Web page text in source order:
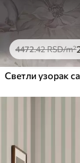
4472.42RSD/m²